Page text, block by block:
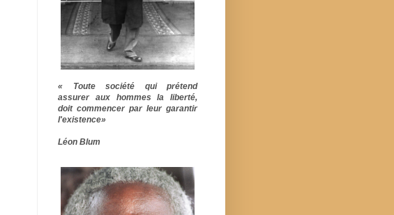
« Toute société qui prétend
assurer aux hommes la liberté,
doit commencer par leur garantir
l'existence»
Léon Blum